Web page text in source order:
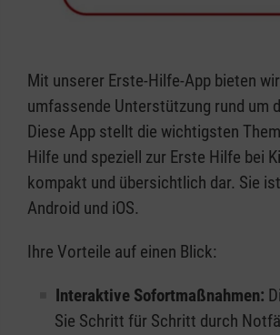
Mit unserer Erste-Hilfe-App bieten
umfassende Unterstützung rund um
Diese App stellt die wichtigsten
Hilfe und speziell zur Erste Hilfe bei
kompakt und übersichtlich dar. Sie
Android und iOS.
Ihre Vorteile auf einen Blick:
Interaktive Sofortmaßnahmen:
Sie Schritt für Schritt durch